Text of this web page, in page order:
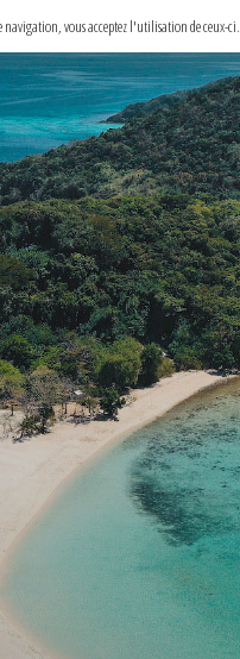
navigation, vous acceptez l'utilisation de ceux-ci.